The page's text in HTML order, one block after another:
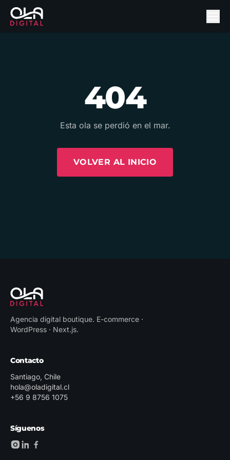
404
Esta ola se perdió en el mar.
VOLVER AL INICIO
Agencia digital boutique. E-commerce ·
WordPress · Next.js.
Contacto
Santiago, Chile
hola@oladigital.cl
+56 9 8756 1075
Síguenos